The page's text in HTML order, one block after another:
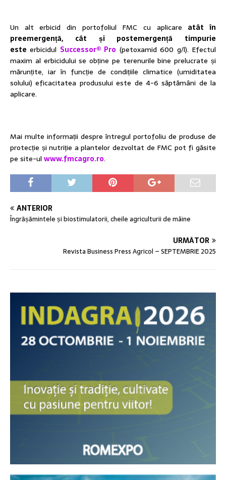
Un alt erbicid din portofoliul FMC cu aplicare atât în
preemergență, cât și postemergență timpurie
este erbicidul Successor® Pro (petoxamid 600 g/l). Efectul
maxim al erbicidului se obține pe terenurile bine prelucrate și
mărunțite, iar în funcție de condițiile climatice (umiditatea
solului) eficacitatea produsului este de 4-6 săptămâni de la
aplicare.
Mai multe informații despre întregul portofoliu de produse de
protecție și nutriție a plantelor dezvoltat de FMC pot fi găsite
pe site-ul www.fmcagro.ro.
ANTERIOR
Îngrășămintele și biostimulatorii, cheile agriculturii de mâine
URMĂTOR
Revista Business Press Agricol – SEPTEMBRIE 2025